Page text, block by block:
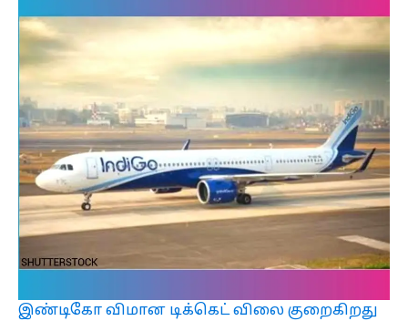
இண்டிகோ விமான டிக்கெட் விலை குறைகிறது